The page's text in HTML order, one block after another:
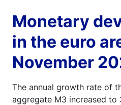
Monetary
in the euro
November
The annual growth rate of
aggregate M3 increased to